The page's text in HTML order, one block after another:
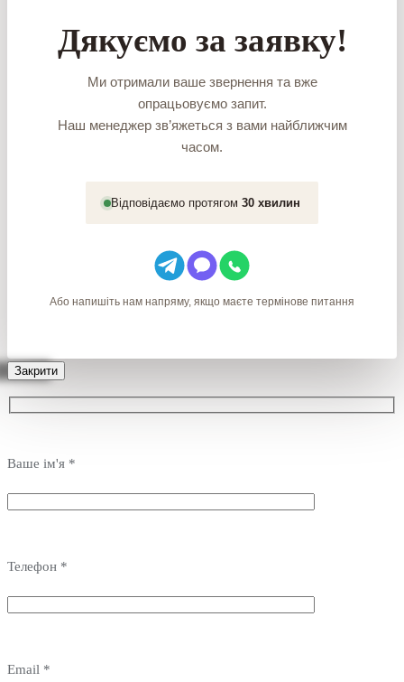
Дякуємо за заявку!
Ми отримали ваше звернення та вже
опрацьовуємо запит.
Наш менеджер зв’яжеться з вами найближчим
часом.
Відповідаємо протягом 30 хвилин
Або напишіть нам напряму, якщо маєте термінове питання
Закрити
Ваше ім'я *
Телефон *
Email *